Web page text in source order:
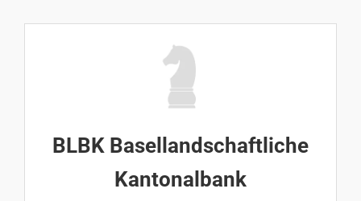
BLBK Basellandschaftliche
Kantonalbank